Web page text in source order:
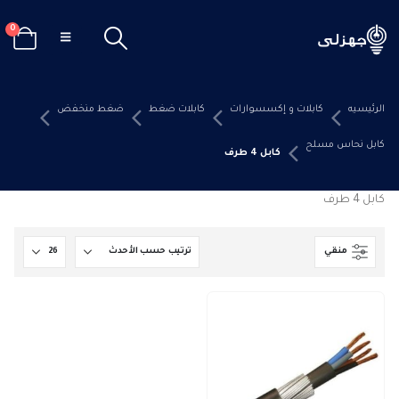
0
الرئيسيه كابلات و إكسسوارات كابلات ضغط ضغط منخفض
كابل نحاس مسلح
كابل 4 طرف
كابل 4 طرف
منقي